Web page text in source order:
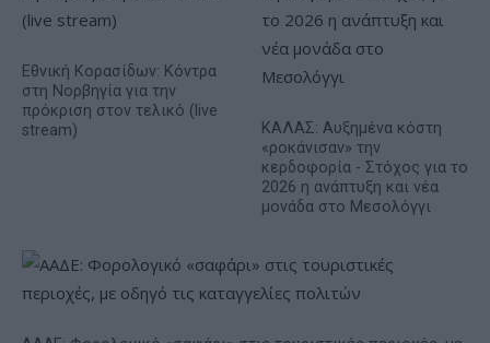
Εθνική Κορασίδων: Κόντρα
στη Νορβηγία για την
πρόκριση στον τελικό (live
stream)
ΚΑΛΑΣ: Αυξημένα κόστη
«ροκάνισαν» την
κερδοφορία - Στόχος για το
2026 η ανάπτυξη και νέα
μονάδα στο Μεσολόγγι